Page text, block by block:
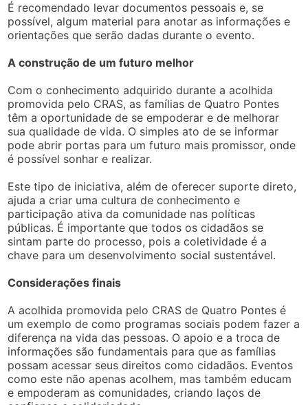
É recomendado levar documentos pessoais e, se
possível, algum material para anotar as informações e
orientações que serão dadas durante o evento.
A construção de um futuro melhor
Com o conhecimento adquirido durante a acolhida
promovida pelo CRAS, as famílias de Quatro Pontes
têm a oportunidade de se empoderar e de melhorar
sua qualidade de vida. O simples ato de se informar
pode abrir portas para um futuro mais promissor, onde
é possível sonhar e realizar.
Este tipo de iniciativa, além de oferecer suporte direto,
ajuda a criar uma cultura de conhecimento e
participação ativa da comunidade nas políticas
públicas. É importante que todos os cidadãos se
sintam parte do processo, pois a coletividade é a
chave para um desenvolvimento social sustentável.
Considerações finais
A acolhida promovida pelo CRAS de Quatro Pontes é
um exemplo de como programas sociais podem fazer a
diferença na vida das pessoas. O apoio e a troca de
informações são fundamentais para que as famílias
possam acessar seus direitos como cidadãos. Eventos
como este não apenas acolhem, mas também educam
e empoderam as comunidades, criando laços de